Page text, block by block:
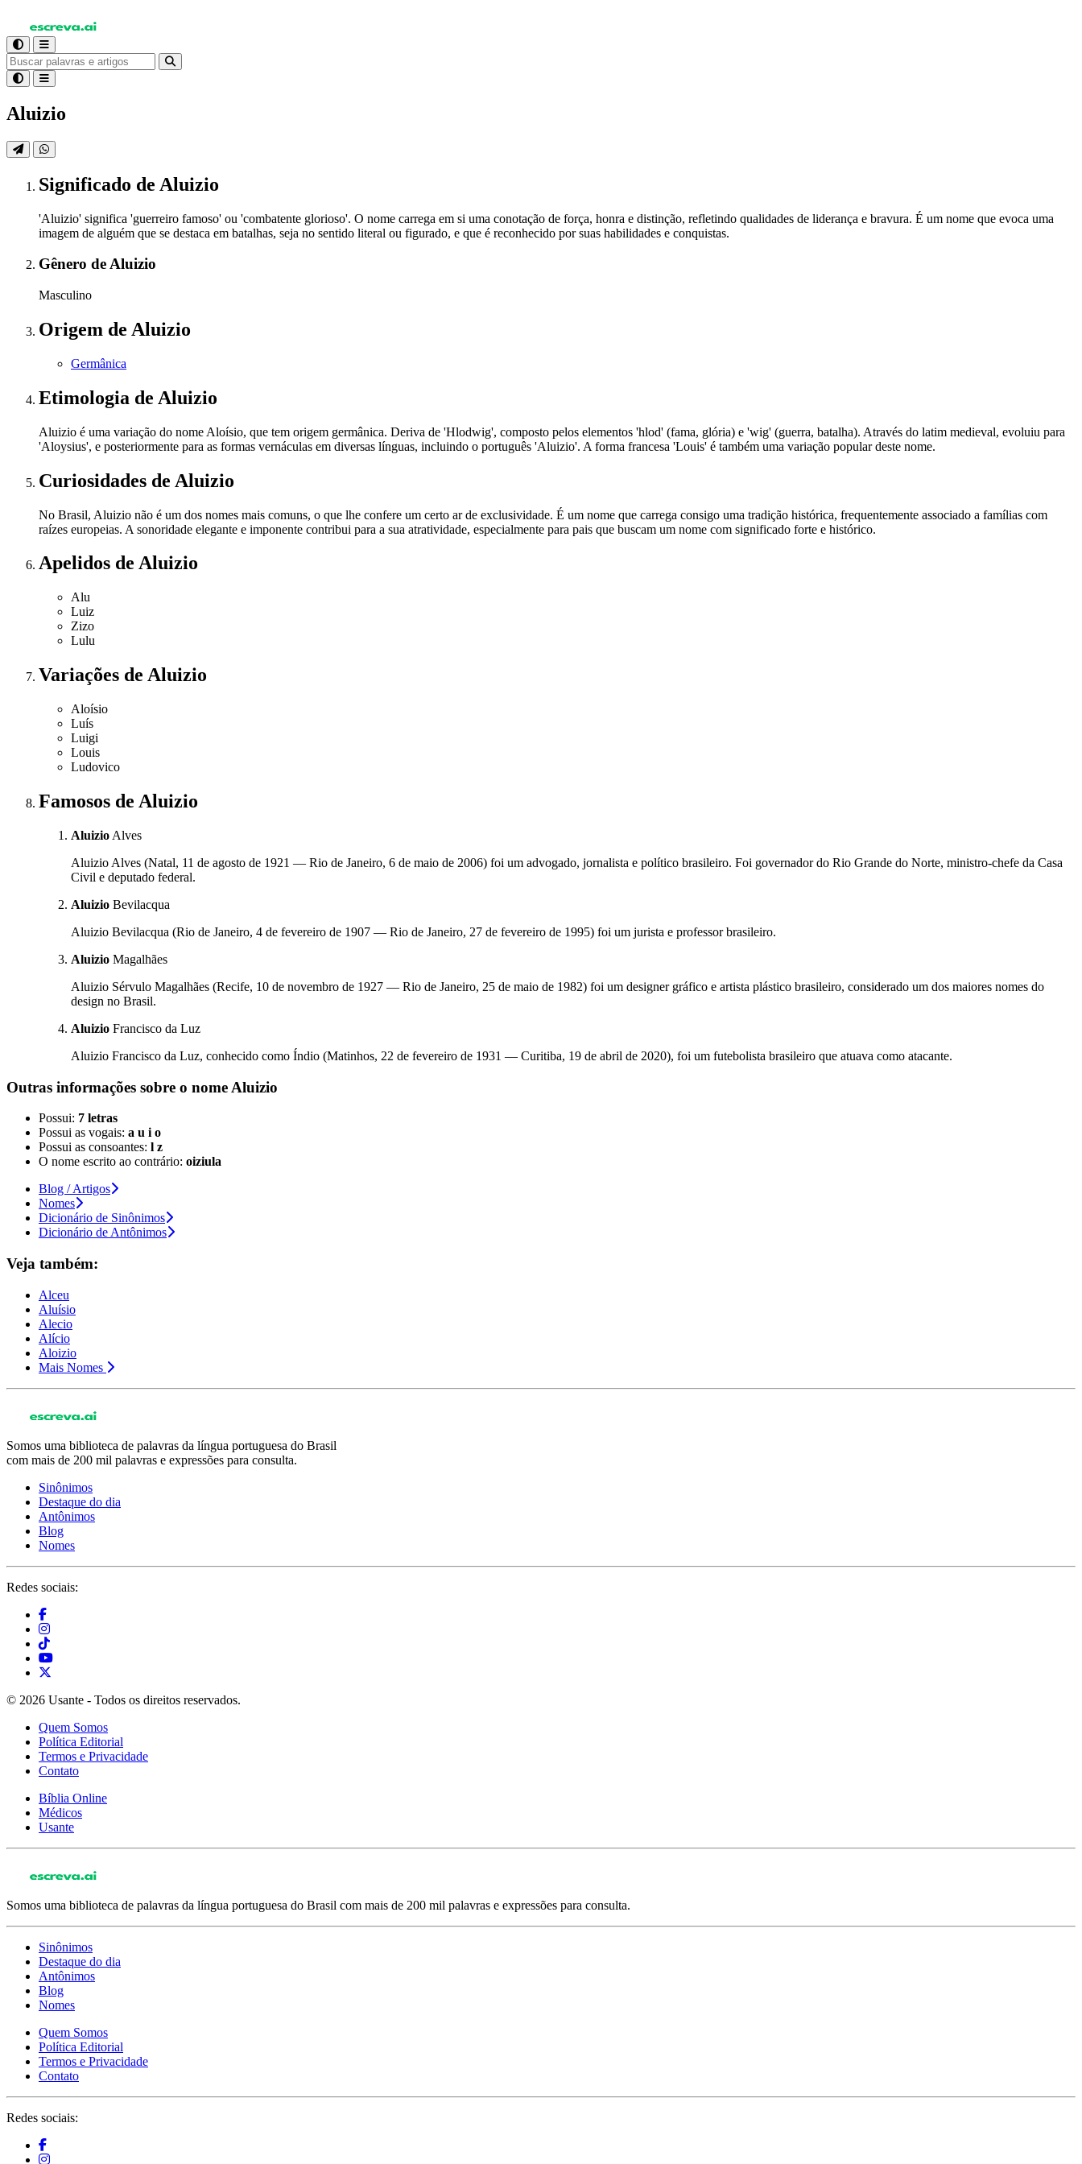
Aluizio
Significado de Aluizio
'Aluizio' significa 'guerreiro famoso' ou 'combatente glorioso'. O nome carrega em si uma conotação de força, honra e distinção, refletindo qualidades de liderança e bravura. É um nome que evoca uma
imagem de alguém que se destaca em batalhas, seja no sentido literal ou figurado, e que é reconhecido por suas habilidades e conquistas.
Gênero de Aluizio
Masculino
Origem de Aluizio
Germânica
Etimologia de Aluizio
Aluizio é uma variação do nome Aloísio, que tem origem germânica. Deriva de 'Hlodwig', composto pelos elementos 'hlod' (fama, glória) e 'wig' (guerra, batalha). Através do latim medieval, evoluiu para
'Aloysius', e posteriormente para as formas vernáculas em diversas línguas, incluindo o português 'Aluizio'. A forma francesa 'Louis' é também uma variação popular deste nome.
Curiosidades de Aluizio
No Brasil, Aluizio não é um dos nomes mais comuns, o que lhe confere um certo ar de exclusividade. É um nome que carrega consigo uma tradição histórica, frequentemente associado a famílias com
raízes europeias. A sonoridade elegante e imponente contribui para a sua atratividade, especialmente para pais que buscam um nome com significado forte e histórico.
Apelidos de Aluizio
Alu
Luiz
Zizo
Lulu
Variações de Aluizio
Aloísio
Luís
Luigi
Louis
Ludovico
Famosos de Aluizio
Aluizio Alves
Aluizio Alves (Natal, 11 de agosto de 1921 — Rio de Janeiro, 6 de maio de 2006) foi um advogado, jornalista e político brasileiro. Foi governador do Rio Grande do Norte, ministro-chefe da Casa
Civil e deputado federal.
Aluizio Bevilacqua
Aluizio Bevilacqua (Rio de Janeiro, 4 de fevereiro de 1907 — Rio de Janeiro, 27 de fevereiro de 1995) foi um jurista e professor brasileiro.
Aluizio Magalhães
Aluizio Sérvulo Magalhães (Recife, 10 de novembro de 1927 — Rio de Janeiro, 25 de maio de 1982) foi um designer gráfico e artista plástico brasileiro, considerado um dos maiores nomes do
design no Brasil.
Aluizio Francisco da Luz
Aluizio Francisco da Luz, conhecido como Índio (Matinhos, 22 de fevereiro de 1931 — Curitiba, 19 de abril de 2020), foi um futebolista brasileiro que atuava como atacante.
Outras informações sobre o nome Aluizio
Possui: 7 letras
Possui as vogais: a u i o
Possui as consoantes: l z
O nome escrito ao contrário: oiziula
Blog / Artigos
Nomes
Dicionário de Sinônimos
Dicionário de Antônimos
Veja também:
Alceu
Aluísio
Alecio
Alício
Aloizio
Mais Nomes
Somos uma biblioteca de palavras da língua portuguesa do Brasil
com mais de 200 mil palavras e expressões para consulta.
Sinônimos
Destaque do dia
Antônimos
Blog
Nomes
Redes sociais:
© 2026 Usante - Todos os direitos reservados.
Quem Somos
Política Editorial
Termos e Privacidade
Contato
Bíblia Online
Médicos
Usante
Somos uma biblioteca de palavras da língua portuguesa do Brasil com mais de 200 mil palavras e expressões para consulta.
Sinônimos
Destaque do dia
Antônimos
Blog
Nomes
Quem Somos
Política Editorial
Termos e Privacidade
Contato
Redes sociais: